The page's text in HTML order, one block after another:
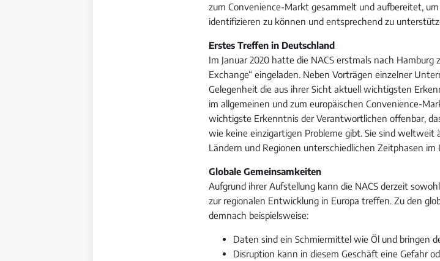
zum Convenience-Markt gesammelt und aufbereitet,
identifizieren zu können und entsprechend zu
Erstes Treffen in Deutschland
Im Januar 2020 hatte die NACS erstmals nach Hamburg
Exchange“ eingeladen. Neben Vorträgen einzelner
Gelegenheit die aus ihrer Sicht aktuell wichtigsten
im allgemeinen und zum europäischen Convenience-
wichtigste Erkenntnis der Verantwortlichen offenbar,
wie keine einzigartigen Probleme gibt. Sie sind weltweit
Ländern und Regionen unterschiedlichen Zeitphasen im
Globale Gemeinsamkeiten
Aufgrund ihrer Aufstellung kann die NACS derzeit
zur regionalen Entwicklung in Europa treffen. Zu den
demnach beispielsweise:
Daten sind ein Schmiermittel wie Öl und bringen
Disruption kann in diesem Geschäft eine Gefahr